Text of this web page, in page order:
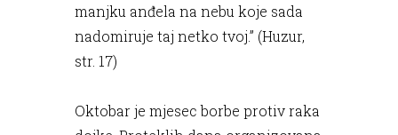
manjku anđela na nebu koje sada
nadomiruje taj netko tvoj.” (Huzur,
str. 17)
Oktobar je mjesec borbe protiv raka